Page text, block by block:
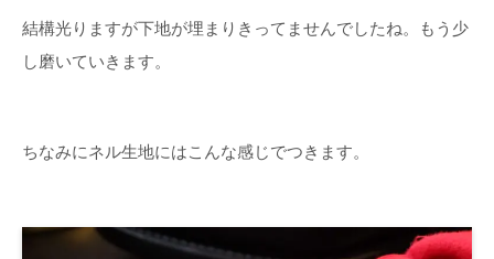
結構光りますが下地が埋まりきってませんでしたね。もう少
し磨いていきます。
ちなみにネル生地にはこんな感じでつきます。